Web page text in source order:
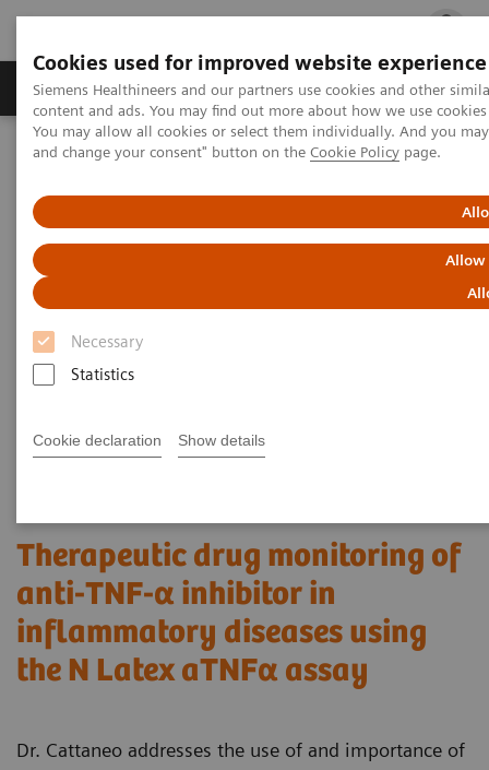
Cookies used for improved website experience
Siemens Healthineers and our partners use cookies and other
content and ads. You may find out more about how we use
You may allow all cookies or select them individually. And you
and change your consent" button on the Cookie Policy page.
Allow
Necessary
Statistics
Cookie declaration Show details
Ürün ve Hizmetler Öne Çıkanlar Sağlık
Siemens Healthineers Türkiye
Laboratuvar Diagnostiği
Therapeutic drug monitoring of anti-TNF-α inhibitor in
inflammatory diseases using the N Latex aTNFα assay
Therapeutic drug monitoring of
anti-TNF-α inhibitor in
inflammatory diseases using
the N Latex aTNFα assay
Dr. Cattaneo addresses the use of and importance of